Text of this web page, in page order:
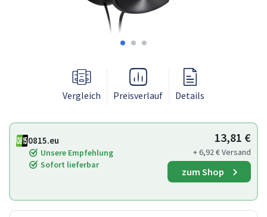
Vergleich Preisverlauf Details
0815.eu
Unsere Empfehlung
Sofort lieferbar
13,81 €
+ 6,92 € Versand
zum Shop